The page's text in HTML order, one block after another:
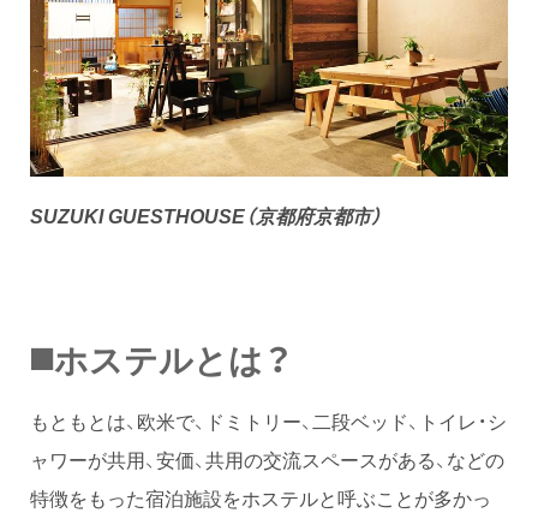
SUZUKI GUESTHOUSE（京都府京都市）
◼️ホステルとは？
もともとは、欧米で、ドミトリー、二段ベッド、トイレ・シ
ャワーが共用、安価、共用の交流スペースがある、などの
特徴をもった宿泊施設をホステルと呼ぶことが多かっ